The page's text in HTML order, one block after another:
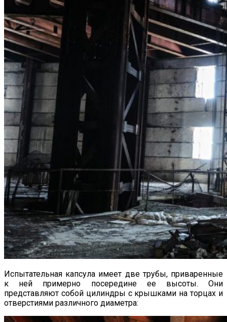
Испытательная капсула имеет две трубы, приваренные
к ней примерно посередине ее высоты. Они
представляют собой цилиндры с крышками на торцах и
отверстиями различного диаметра: